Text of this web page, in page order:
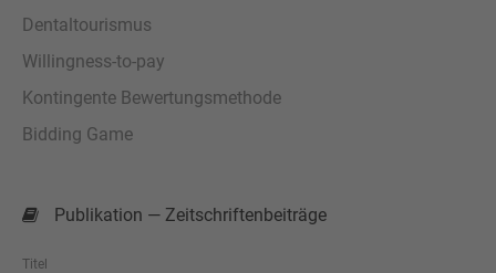
Dentaltourismus
Willingness-to-pay
Kontingente Bewertungsmethode
Bidding Game
Publikation — Zeitschriftenbeiträge
Titel